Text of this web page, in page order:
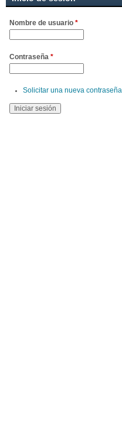
Nombre de usuario *
Contraseña *
Solicitar una nueva contraseña